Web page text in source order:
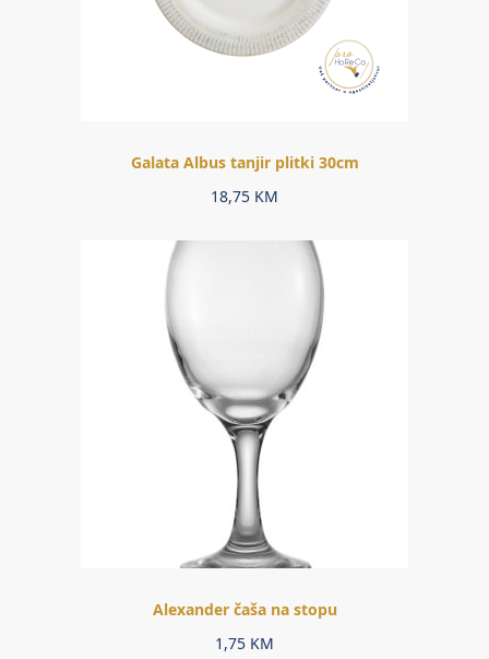
Galata Albus tanjir plitki 30cm
18,75 KM
Alexander čaša na stopu
1,75 KM